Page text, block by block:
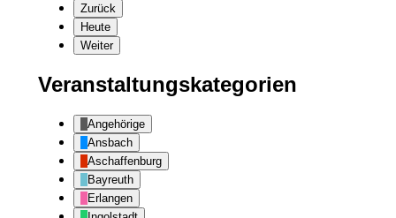
Zurück
Heute
Weiter
Veranstaltungskategorien
Angehörige
Ansbach
Aschaffenburg
Bayreuth
Erlangen